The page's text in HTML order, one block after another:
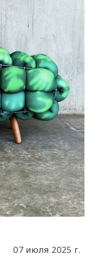
07 июля 2025 г.